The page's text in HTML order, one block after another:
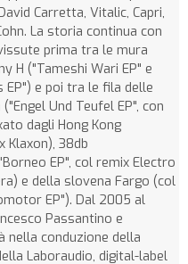
Carretta, Vitalic, Capri,
La storia continua con
prima tra le mura
H ("Tameshi Wari EP" e
EP") e poi tra le fila delle
Und Teufel EP", con
dagli Hong Kong
Klaxon), 38db
EP", col remix Electro
e della slovena Fargo (col
EP"). Dal 2005 al
Passantino e
nella conduzione della
Laboraudio, digital-label